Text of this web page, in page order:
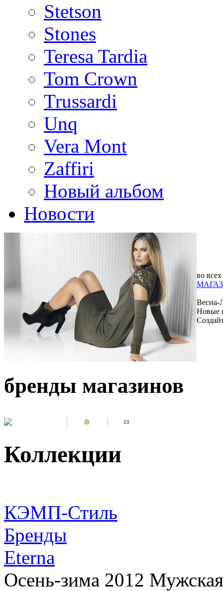
Stetson
Stones
Teresa Tardia
Tom Crown
Trussardi
Unq
Vera Mont
Zaffiri
Новый альбом
Новости
во всех
Весна-
Новые
бренды магазинов
Коллекции
КЭМП-Стиль
Бренды
Eterna
Осень-зима 2012